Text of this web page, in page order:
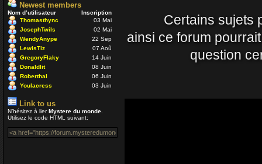
Newest members
Nom d’utilisateur
Inscription
Thomasthync
03 Mai
JosephTwils
02 Mai
WendyAnype
22 Sep
LewisTiz
07 Aoû
GregoryFlaky
14 Juin
Donaldlit
08 Juin
Roberthal
06 Juin
Youlacress
03 Juin
Link to us
N’hésitez à lierMystere du monde
Utilisez le code HTML suivant:
ola à toutes et à tous
29 Juil 2020 10:30
Salut Venusia oui je
Certains sujets
ainsi ce forum
question